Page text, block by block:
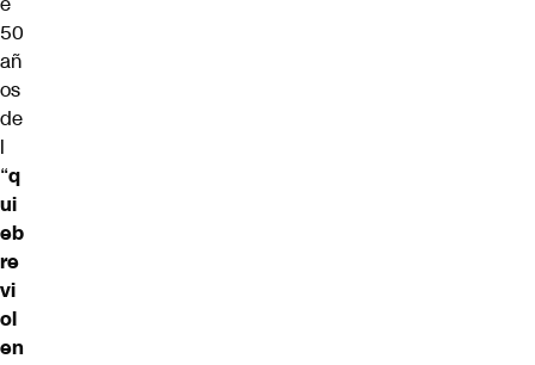
50
añ
os
de
l
“q
ui
eb
re
vi
ol
en